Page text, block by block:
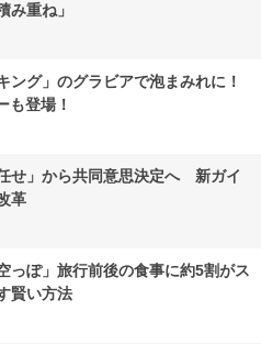
み重ね」
ング」のグラビアで泡まみれに！
も登場！
せ」から共同意思決定へ 新ガイ
革
っぽ」旅行前後の食事に約5割がス
賢い方法